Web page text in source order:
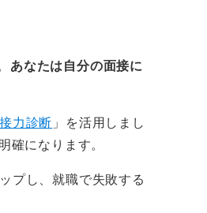
あなたは自分の面接に
力診断 」を活用しまし
確になります。
プし、就職で失敗する